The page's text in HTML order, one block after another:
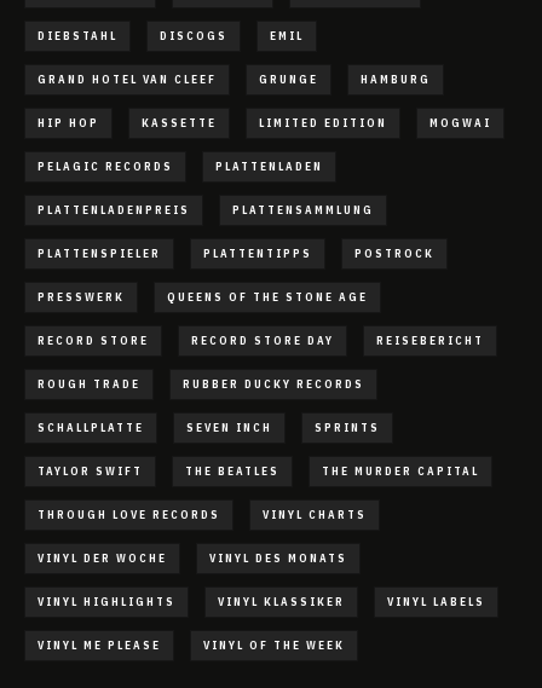
DIEBSTAHL DISCOGS EMIL
GRAND HOTEL VAN CLEEF GRUNGE HAMBURG
HIP HOP KASSETTE LIMITED EDITION MOGWAI
PELAGIC RECORDS PLATTENLADEN
PLATTENLADENPREIS PLATTENSAMMLUNG
PLATTENSPIELER PLATTENTIPPS POSTROCK
PRESSWERK QUEENS OF THE STONE AGE
RECORD STORE RECORD STORE DAY REISEBERICHT
ROUGH TRADE RUBBER DUCKY RECORDS
SCHALLPLATTE SEVEN INCH SPRINTS
TAYLOR SWIFT THE BEATLES THE MURDER CAPITAL
THROUGH LOVE RECORDS VINYL CHARTS
VINYL DER WOCHE VINYL DES MONATS
VINYL HIGHLIGHTS VINYL KLASSIKER VINYL LABELS
VINYL ME PLEASE VINYL OF THE WEEK